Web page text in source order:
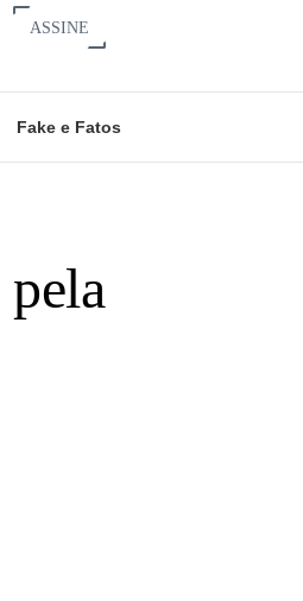
ASSINE
Fake e Fatos